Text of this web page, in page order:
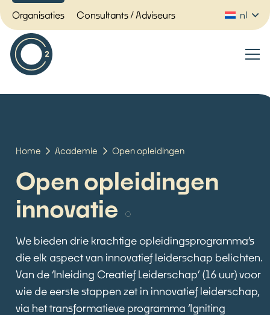
Organisaties Consultants / Adviseurs nl
Home Academie Open opleidingen
Open opleidingen
innovatie
We bieden drie krachtige opleidingsprogramma’s
die elk aspect van innovatief leiderschap belichten.
Van de ‘Inleiding Creatief Leiderschap’ (16 uur) voor
wie de eerste stappen zet in innovatief leiderschap,
via het transformatieve programma ‘Igniting